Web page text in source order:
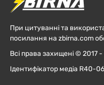
При цитуванні та
посилання на zbirna.com
Всі права захищені ©
Ідентифікатор медіа R40-